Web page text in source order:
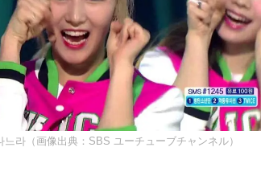
라（画像出典：SBS ユーチューブチャンネル）